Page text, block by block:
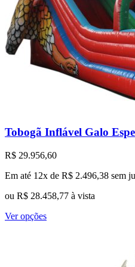
Tobogã Inflável Galo
R$ 29.956,60
Em até 12x de R$ 2.496,38 sem
ou R$ 28.458,77 à vista
Ver opçõesEste